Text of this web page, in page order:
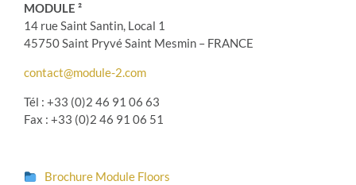
MODULE ²
14 rue Saint Santin, Local 1
45750 Saint Pryvé Saint Mesmin – FRANCE
contact@module-2.com
Tél : +33 (0)2 46 91 06 63
Fax : +33 (0)2 46 91 06 51
Brochure Module Floors